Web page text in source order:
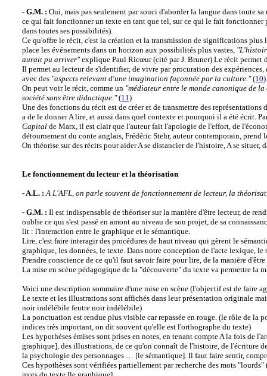
- G.M. : Oui, mais pas seulement par souci d'aborder la langue dans toute
ce qui fait fonctionner un texte en tant que tel, sur ce qui le fait
dans toutes ses possibilités).
Ce qu'offre le récit, c'est la création et la transmission de significations
place les événements dans un horizon aux possibilités plus vastes,
aurait pu arriver"explique Paul Ricœur (cité par J. Bruner) Le récit permet
Il permet au lecteur de s'identifier, de vivre par procuration des
avec des "aspects relevant d'une imagination façonnée par la culture." (10)
On peut voir le récit, comme un "médiateur entre le monde canonique de
société sans être didactique." (11)
Une des fonctions du récit est de créer et de transmettre des
a de le donner A lire, et aussi dans quel contexte et pourquoi il a été écrit.
Capital de Marx, il est clair que l'auteur fait l'apologie de l'effort, de
détournement du conte anglais, Frédéric Stehr, auteur contemporain,
On théorise sur des récits pour aider A se distancier de l'histoire, A se situer,
Le fonctionnement du lecteur et la théorisation
- A.L. : A L'AFL, on parle souvent de fonctionnement de lecteur, la
- G.M. : Il est indispensable de théoriser sur la manière d'être lecteur, de
oublie ce qui s'est passé en amont au niveau de son projet, de sa
lit : l'interaction entre le graphique et le sémantique.
Lire, c'est faire interagir des procédures de haut niveau qui gèrent le
graphique, les données, le texte. Dans notre conception de l'acte lexique,
Prendre conscience de ce qu'il faut savoir faire pour lire, de la manière
La mise en scène pédagogique de la "découverte" du texte va permettre la
Voici une description sommaire d'une mise en scène (l'objectif est de faire
Le texte et les illustrations sont affichés dans leur présentation originale
noir indélébile feutre noir indélébile)
La ponctuation est rendue plus visible car repassée en rouge. (le rôle de la
indices très important, on dit souvent qu'elle est l'orthographe du texte)
Les hypothèses émises sont prises en notes, en tenant compte A la fois de
graphique], des illustrations, de ce qu'on connaît de l'histoire, de l'écriture
la psychologie des personnages … [le sémantique]. Il faut faire sentir,
Ces hypothèses sont vérifiées partiellement par recherche des mots